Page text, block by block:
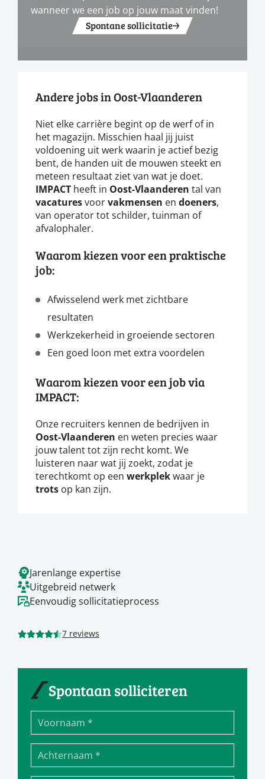
wanneer we een job op jouw maat vinden!
Spontane sollicitatie
Andere jobs in Oost-Vlaanderen
Niet elke carrière begint op de werf of in
het magazijn. Misschien haal jij juist
voldoening uit werk waarin je actief bezig
bent, de handen uit de mouwen steekt en
meteen resultaat ziet van wat je doet.
IMPACT heeft in Oost-Vlaanderen tal van
vacaturesvoorvakmensen en doeners,
van operator tot schilder, tuinman of
afvalophaler.
Waarom kiezen voor een praktische
job:
Afwisselend werk met zichtbare
resultaten
Werkzekerheid in groeiende sectoren
Een goed loon met extra voordelen
Waarom kiezen voor een job via
IMPACT:
Onze recruiters kennen de bedrijven in
Oost-Vlaanderen en weten precies waar
jouw talent tot zijn recht komt. We
luisteren naar wat jij zoekt, zodat je
terechtkomt op een werkplekwaar je
trots op kan zijn.
Spontaan solliciteren
Jarenlange expertise
Uitgebreid netwerk
Eenvoudig sollicitatieprocess
7 reviews